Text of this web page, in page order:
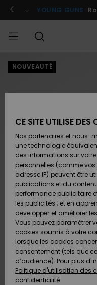
l'information
le
Se connecter /
YOUNG GUNS
HOMME
&
Surf
Snow
&
Surf
Snow
FEMME
A
Snow
SURF
Surf
Shop
SNOW
Snow
Shop
Snow
Shop
A
OUTLET
AIDE &
CONTACT
Retours
Carte
des
MAGASINS
NOUVEAUTÉ
CE SITE UTILISE DES
Nos partenaires et nous-
une technologie
des informations sur
personnelles (comme
adresse IP) peuvent être
publications et du
performance publicitaire
les publicités ; et en
développer et améliorer
Vous pouvez paramétrer
cookies soumis à votre
lorsque les cookies
consentement (tels que
d’audience). Pour plus
Politique d'utilisation des
confidentialité